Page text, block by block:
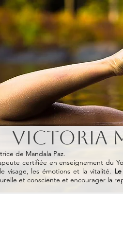
Victoria
de Mandala Paz.
certifiée en enseignement du
visage, les émotions et la vitalité.
et consciente et encourager la